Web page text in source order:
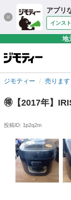
アプリ
インス
地
ジモティー 売りま
🉐【2017年】
投稿ID: 1p2q2m